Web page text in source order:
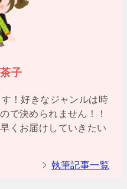
子
！好きなジャンルは時
で決められません！！
くお届けしていきたい
執筆記事一覧